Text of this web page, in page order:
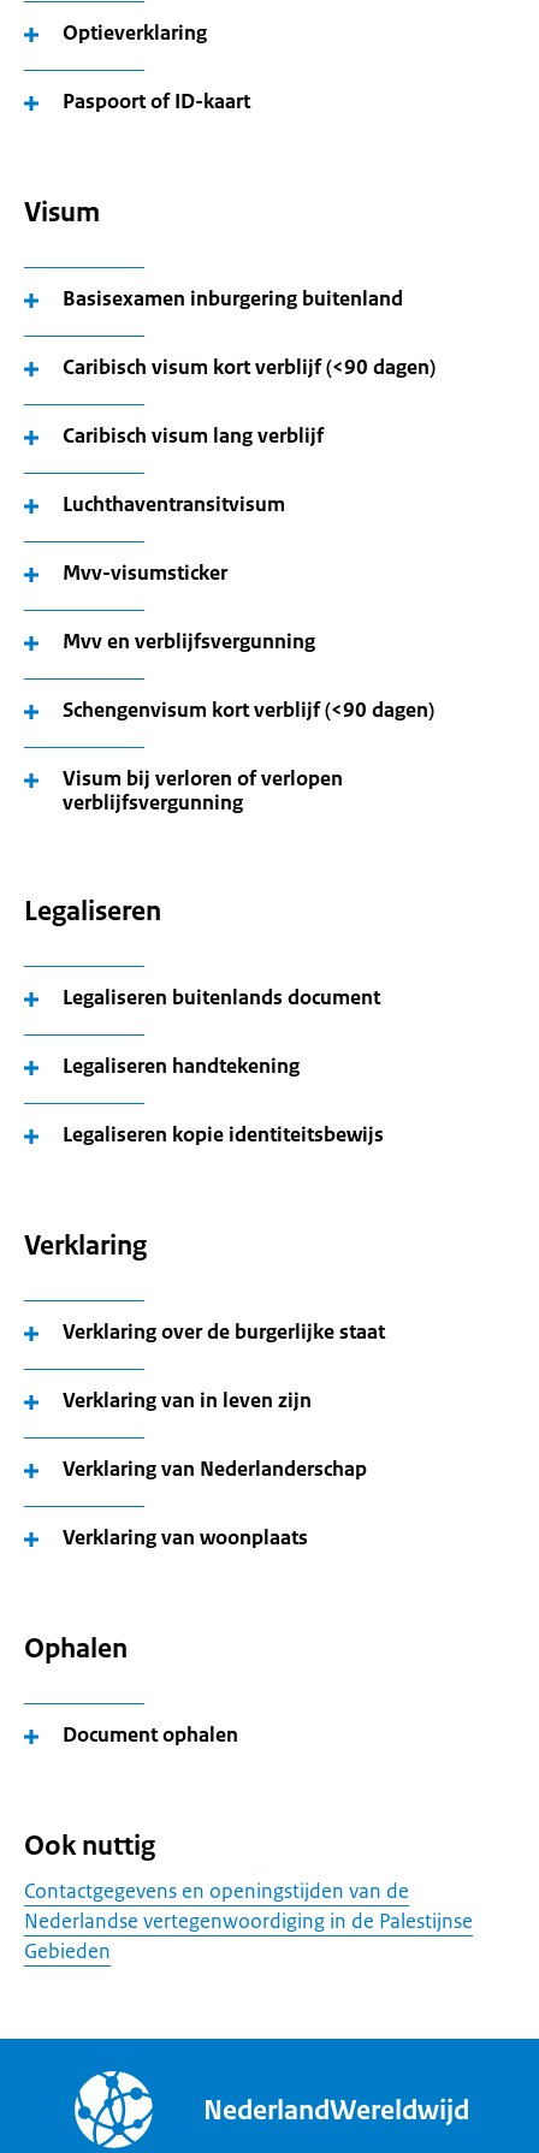
Optieverklaring
Paspoort of ID-kaart
Visum
Basisexamen inburgering buitenland
Caribisch visum kort verblijf (<90 dagen)
Caribisch visum lang verblijf
Luchthaventransitvisum
Mvv-visumsticker
Mvv en verblijfsvergunning
Schengenvisum kort verblijf (<90 dagen)
Visum bij verloren of verlopen
verblijfsvergunning
Legaliseren
Legaliseren buitenlands document
Legaliseren handtekening
Legaliseren kopie identiteitsbewijs
Verklaring
Verklaring over de burgerlijke staat
Verklaring van in leven zijn
Verklaring van Nederlanderschap
Verklaring van woonplaats
Ophalen
Document ophalen
Ook nuttig
Contactgegevens en openingstijden van de
Nederlandse vertegenwoordiging in de Palestijnse
Gebieden
NederlandWereldwijd